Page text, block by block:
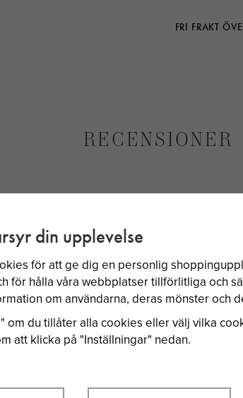
FRI FRAKT
RECENSIONER
BÄSTSÄLJARE
din upplevelse
för att ge dig en personlig
för hålla våra webbplatser tillförlitliga och
om användarna, deras mönster och
om du tillåter alla cookies eller välj vilka
att klicka på "Inställningar" nedan.